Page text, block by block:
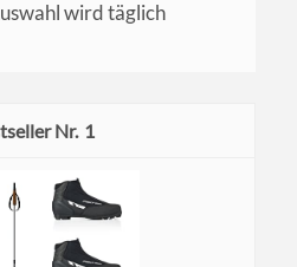
wird täglich
1